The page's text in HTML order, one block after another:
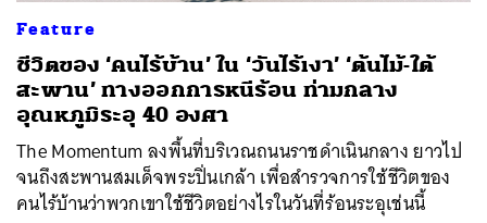
Feature
ชีวิตของ ‘คนไร้บ้าน’ ใน ‘วันไร้เงา’ ‘ต้นไม้-ใต้
สะพาน’ ทางออกการหนีร้อน ท่ามกลาง
อุณหภูมิระอุ 40 องศา
The Momentum ลงพื้นที่บริเวณถนนราชดำเนินกลาง ยาวไป
จนถึงสะพานสมเด็จพระปิ่นเกล้า เพื่อสำรวจการใช้ชีวิตของ
คนไร้บ้านว่าพวกเขาใช้ชีวิตอย่างไรในวันที่ร้อนระอุเช่นนี้